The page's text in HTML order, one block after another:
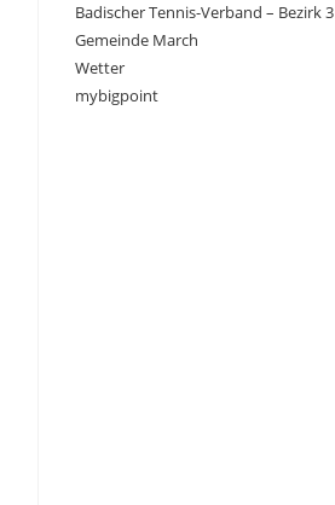
Badischer Tennis-Verband – Bezirk 3
Gemeinde March
Wetter
mybigpoint